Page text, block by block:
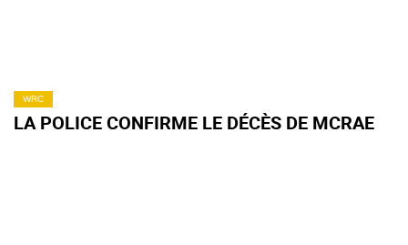
WRC
LA POLICE CONFIRME LE DÉCÈS DE MCRAE